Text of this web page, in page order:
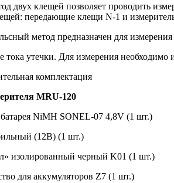
двух клещей позволяет проводить
передающие клещи N-1 и
метод предназначен для
тока утечки. Для измерения необходимо
комплектация
MRU-120
NiMH SONEL-07 4,8V (1 шт.)
(12В) (1 шт.)
изолированный черный K01 (1 шт.)
для аккумуляторов Z7 (1 шт.)